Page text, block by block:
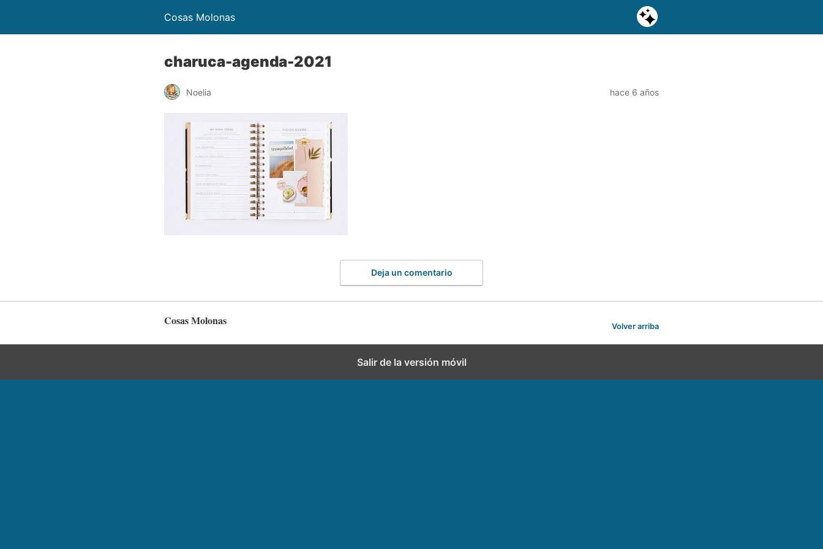
Cosas Molonas
charuca-agenda-2021
Noelia hace 6 años
Deja un comentario
Cosas Molonas Volver arriba
Salir de la versión móvil